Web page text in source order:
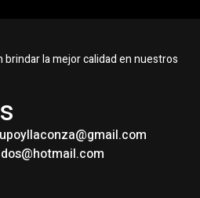
la mejor calidad en nuestros